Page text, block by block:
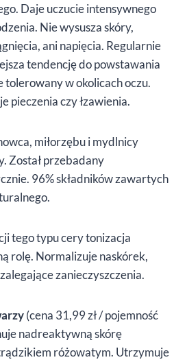
Daje uczucie intensywnego
Nie wysusza skóry,
ani napięcia. Regularnie
tendencję do powstawania
w okolicach oczu.
pieczenia czy łzawienia.
miłorzębu i mydlnicy
Został przebadany
96% składników zawartych
tego typu cery tonizacja
rolę. Normalizuje naskórek,
zanieczyszczenia.
(cena 31,99 zł / pojemność
nadreaktywną skórę
różowatym. Utrzymuje